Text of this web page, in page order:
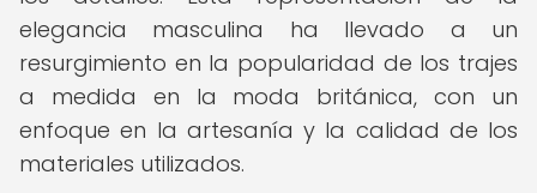
elegancia masculina ha llevado a un
resurgimiento en la popularidad de los trajes
a medida en la moda británica, con un
enfoque en la artesanía y la calidad de los
materiales utilizados.